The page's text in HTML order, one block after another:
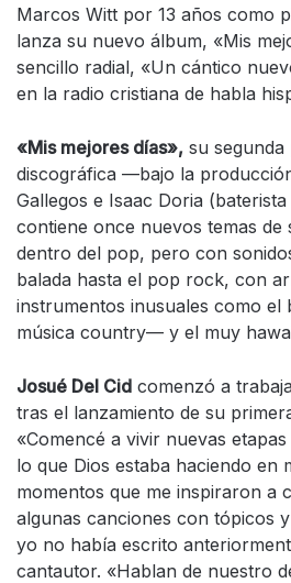
Marcos Witt por 13 años como
lanza su nuevo álbum, «Mis
sencillo radial, «Un cántico
en la radio cristiana de habla
«Mis mejores días», su
discográfica —bajo la
Gallegos e Isaac Doria
contiene once nuevos temas de
dentro del pop, pero con
balada hasta el pop rock, con
instrumentos inusuales como
música country— y el muy
Josué Del Cid comenzó a
tras el lanzamiento de su
«Comencé a vivir nuevas
lo que Dios estaba haciendo en
momentos que me inspiraron a
algunas canciones con tópicos
yo no había escrito
cantautor. «Hablan de nuestro